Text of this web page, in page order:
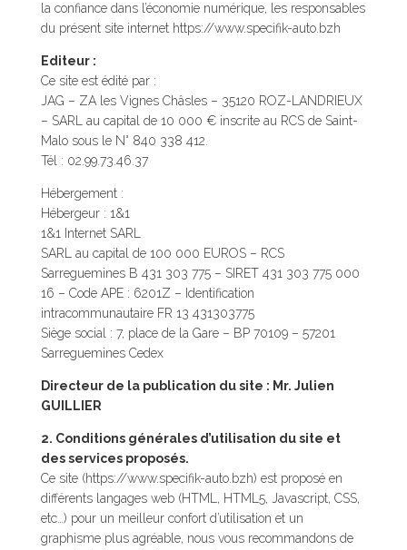
la confiance dans l’économie numérique, les responsables
du présent site internet https://www.specifik-auto.bzh
Editeur :
Ce site est édité par :
JAG – ZA les Vignes Châsles – 35120 ROZ-LANDRIEUX
– SARL au capital de 10 000 € inscrite au RCS de Saint-
Malo sous le N° 840 338 412.
Tél : 02.99.73.46.37
Hébergement :
Hébergeur : 1&1
1&1 Internet SARL
SARL au capital de 100 000 EUROS – RCS
Sarreguemines B 431 303 775 – SIRET 431 303 775 000
16 – Code APE : 6201Z – Identification
intracommunautaire FR 13 431303775
Siège social : 7, place de la Gare – BP 70109 – 57201
Sarreguemines Cedex
Directeur de la publication du site : Mr. Julien
GUILLIER
2. Conditions générales d’utilisation du site et
des services proposés.
Ce site (https://www.specifik-auto.bzh) est proposé en
différents langages web (HTML, HTML5, Javascript, CSS,
etc…) pour un meilleur confort d’utilisation et un
graphisme plus agréable, nous vous recommandons de